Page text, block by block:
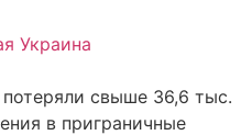
Украина
свыше 36,6 тыс.
в приграничные